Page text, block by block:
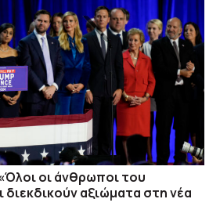
οι άνθρωποι του
αξιώματα στη νέα